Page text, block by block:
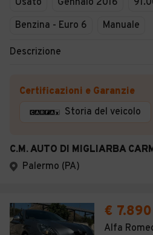
Usato Gennaio 2016
Benzina - Euro 6
Manuale
Descrizione
Certificazioni e Garanzie
Storia del veicolo
C.M. AUTO DI MIGLIARBA
Palermo (PA)
€ 7.890
Alfa